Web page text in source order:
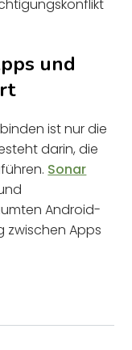
und
ist nur die
darin, die
Sonar
Android-
zwischen Apps